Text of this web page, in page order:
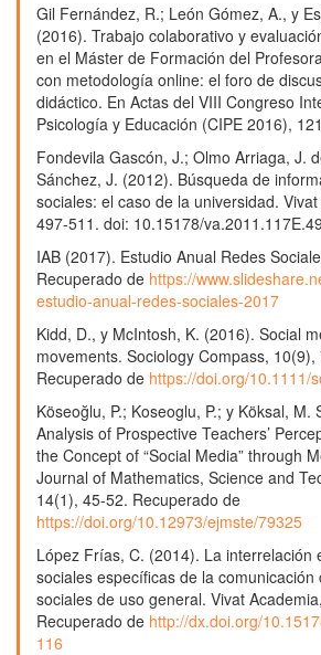
Gil Fernández, R.; León Gómez, A., y
(2016). Trabajo colaborativo y
en el Máster de Formación del
con metodología online: el foro de
didáctico. En Actas del VIII Congreso
Psicología y Educación (CIPE 2016),
Fondevila Gascón, J.; Olmo Arriaga, J.
Sánchez, J. (2012). Búsqueda de
sociales: el caso de la universidad.
497-511. doi: 10.15178/
IAB (2017). Estudio Anual Redes
Recuperado de https://
estudio-anual-redes-sociales-2017
Kidd, D., y McIntosh, K. (2016). Social
movements. Sociology Compass, 10(9),
Recuperado de https://doi.org/10.1111/
Köseoğlu, P.; Koseoglu, P.; y Köksal, M.
Analysis of Prospective Teachers’
the Concept of “Social Media” through
Journal of Mathematics, Science and
14(1), 45-52. Recuperado de
https://doi.org/10.12973/ejmste/79325
López Frías, C. (2014). La interrelación
sociales específicas de la
sociales de uso general. Vivat
Recuperado de http://dx.doi.org/
116